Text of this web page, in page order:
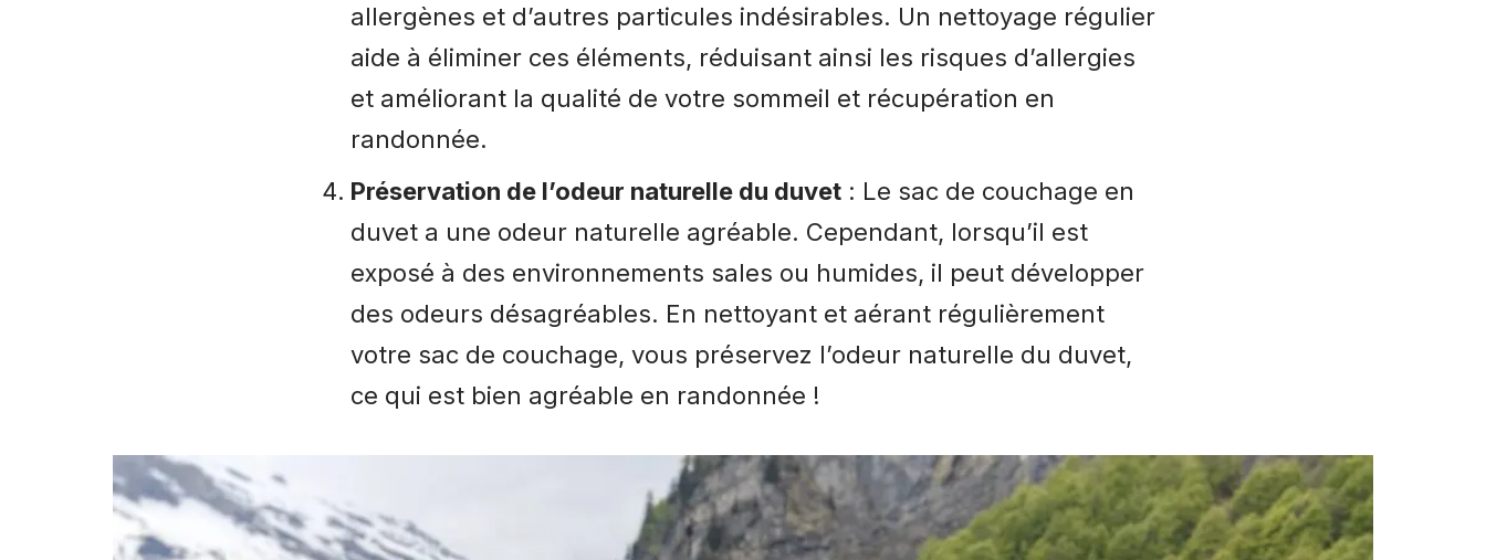
allergènes et d’autres particules indésirables. Un nettoyage régulier
aide à éliminer ces éléments, réduisant ainsi les risques d’allergies
et améliorant la qualité de votre sommeil et récupération en
randonnée.
Préservation de l’odeur naturelle du duvet : Le sac de couchage en
duvet a une odeur naturelle agréable. Cependant, lorsqu’il est
exposé à des environnements sales ou humides, il peut développer
des odeurs désagréables. En nettoyant et aérant régulièrement
votre sac de couchage, vous préservez l’odeur naturelle du duvet,
ce qui est bien agréable en randonnée !